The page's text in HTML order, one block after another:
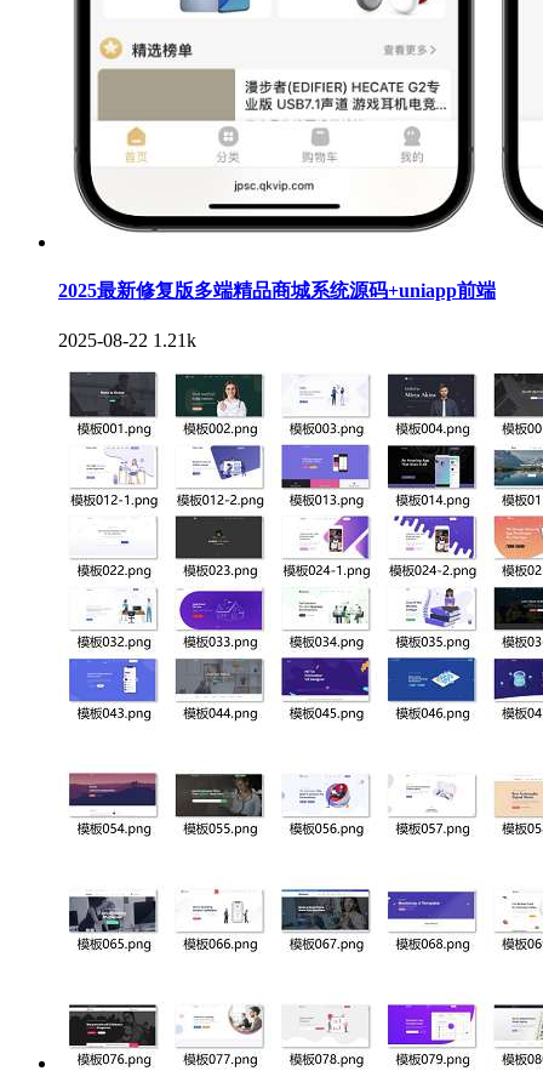
2025最新修复版多端精品商城系统源码+uniapp前端
2025-08-22 1.21k